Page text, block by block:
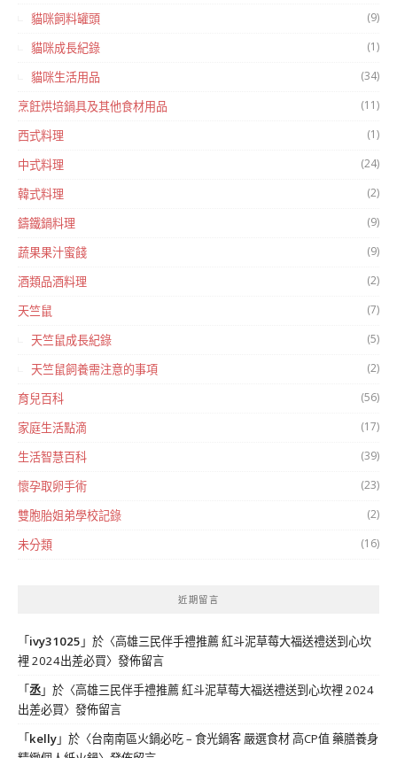
貓咪飼料罐頭 (9)
貓咪成長紀錄 (1)
貓咪生活用品 (34)
烹飪烘培鍋具及其他食材用品 (11)
西式料理 (1)
中式料理 (24)
韓式料理 (2)
鑄鐵鍋料理 (9)
蔬果果汁蜜餞 (9)
酒類品酒料理 (2)
天竺鼠 (7)
天竺鼠成長紀錄 (5)
天竺鼠飼養需注意的事項 (2)
育兒百科 (56)
家庭生活點滴 (17)
生活智慧百科 (39)
懷孕取卵手術 (23)
雙胞胎姐弟學校記錄 (2)
未分類 (16)
近期留言
「ivy31025 」於〈高雄三民伴手禮推薦 紅斗泥草莓大福送禮送到心坎
裡 2024出差必買〉發佈留言
「丞」於〈高雄三民伴手禮推薦 紅斗泥草莓大福送禮送到心坎裡 2024
出差必買〉發佈留言
「kelly」於〈台南南區火鍋必吃 – 食光鍋客 嚴選食材 高CP值 藥膳養身